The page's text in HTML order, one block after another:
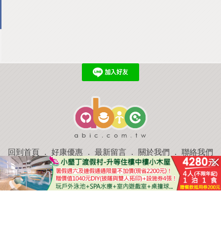
回到首頁 ． 好康優惠 ． 最新留言 ． 關於我們 ． 聯絡我們
部落格微件．商家合作．討論區．推薦景點． APP下載
羿磊資訊 服務條款&隱私權政策